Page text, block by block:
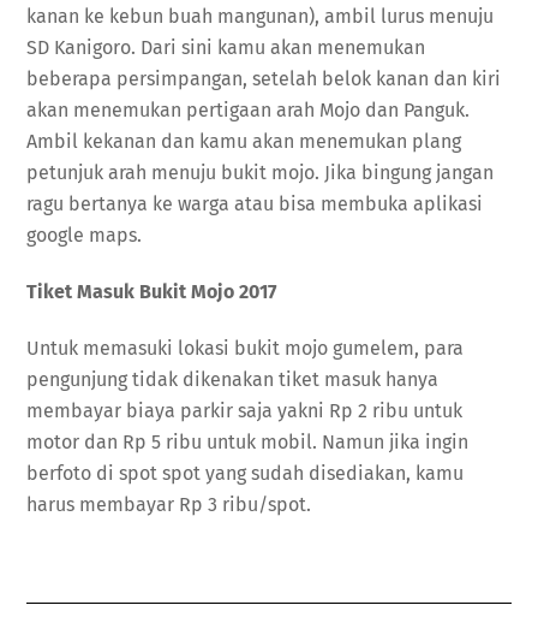
kanan ke kebun buah mangunan), ambil lurus menuju
SD Kanigoro. Dari sini kamu akan menemukan
beberapa persimpangan, setelah belok kanan dan kiri
akan menemukan pertigaan arah Mojo dan Panguk.
Ambil kekanan dan kamu akan menemukan plang
petunjuk arah menuju bukit mojo. Jika bingung jangan
ragu bertanya ke warga atau bisa membuka aplikasi
google maps.
Tiket Masuk Bukit Mojo 2017
Untuk memasuki lokasi bukit mojo gumelem, para
pengunjung tidak dikenakan tiket masuk hanya
membayar biaya parkir saja yakni Rp 2 ribu untuk
motor dan Rp 5 ribu untuk mobil. Namun jika ingin
berfoto di spot spot yang sudah disediakan, kamu
harus membayar Rp 3 ribu/spot.